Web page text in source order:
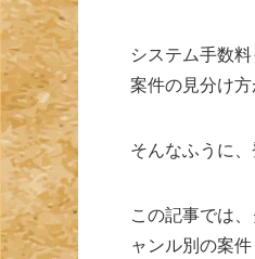
システム手数
案件の見分け方
そんなふうに
この記事では
ャンル別の案